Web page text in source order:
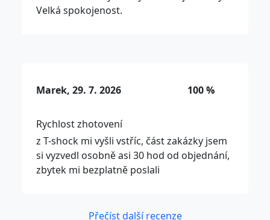
Velká spokojenost.
Marek, 29. 7. 2026 100 %
Rychlost zhotovení
z T-shock mi vyšli vstříc, část zakázky jsem
si vyzvedl osobně asi 30 hod od objednání,
zbytek mi bezplatně poslali
Přečíst další recenze